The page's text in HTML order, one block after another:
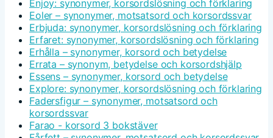
Enjoy: synonymer, korsordslösning och förklaring
Eoler – synonymer, motsatsord och korsordssvar
Erbjuda: synonymer, korsordslösning och förklaring
Erfaret: synonymer, korsordslösning och förklaring
Erhålla – synonymer, korsord och betydelse
Errata – synonym, betydelse och korsordshjälp
Essens – synonymer, korsord och betydelse
Explore: synonymer, korsordslösning och förklaring
Fadersfigur – synonymer, motsatsord och
korsordssvar
Farao - korsord 3 bokstäver